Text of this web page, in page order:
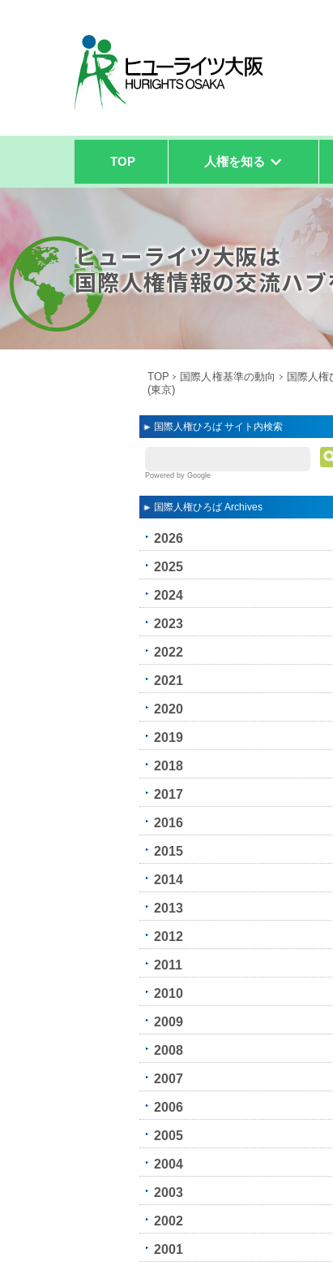
TOP 人権を知る
ヒューライツ大阪は
国際人権情報の交流ハ
TOP 国際人権基準の動向 国際人権
(東京)
国際人権ひろば サイト内検索
Powered by Google
国際人権ひろば Archives
2026
2025
2024
2023
2022
2021
2020
2019
2018
2017
2016
2015
2014
2013
2012
2011
2010
2009
2008
2007
2006
2005
2004
2003
2002
2001